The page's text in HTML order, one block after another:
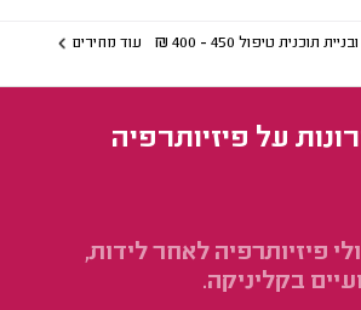
תוכנית טיפול 450 - 400
₪ עוד מחירים
על פיזיותרפיה
פיזיותרפיה לאחר לידות,
בקליניקה.